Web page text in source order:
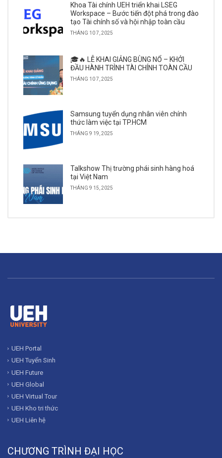
Khoa Tài chính UEH triển khai LSEG
Workspace – Bước tiến đột phá trong đào
tạo Tài chính số và hội nhập toàn cầu
THÁNG 10 7, 2025
🎓🔥 LỄ KHAI GIẢNG BÙNG NỔ – KHỞI
ĐẦU HÀNH TRÌNH TÀI CHÍNH TOÀN CẦU
THÁNG 10 7, 2025
Samsung tuyển dụng nhân viên chính
thức làm việc tại TP.HCM
THÁNG 9 19, 2025
Talkshow Thị trường phái sinh hàng hoá
tại Việt Nam
THÁNG 9 15, 2025
UEH Portal
UEH Tuyển Sinh
UEH Future
UEH Global
UEH Virtual Tour
UEH Kho tri thức
UEH Liên hệ
CHƯƠNG TRÌNH ĐẠI HỌC